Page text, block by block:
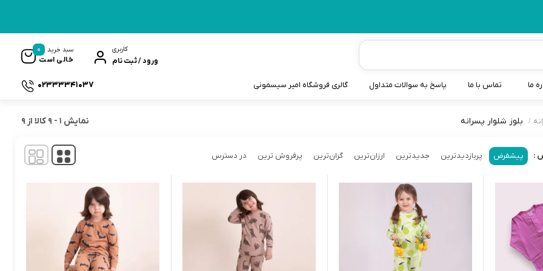
کاربری
ورود / ثبت نام
سبد خرید
خالی است
0
ما تماس با ما پاسخ به سوالات متداول گالری فروشگاه امیر سیسمونی 02333341037
بلوز شلوار پسرانه نمایش 1
-
9 کالا از 9
: پیشفرض پربازدیدترین جدیدترین ارزان‌ترین گران‌ترین پرفروش ترین در دسترس